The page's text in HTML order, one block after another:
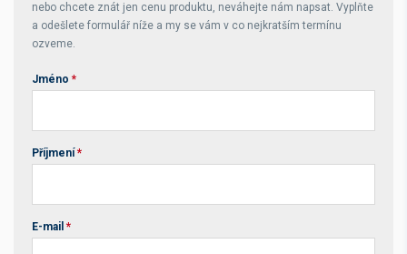
nebo chcete znát jen cenu produktu, neváhejte nám napsat. Vyplňte
a odešlete formulář níže a my se vám v co nejkratším termínu
ozveme.
Jméno *
Příjmení *
E-mail *